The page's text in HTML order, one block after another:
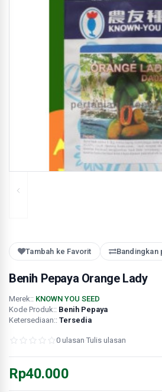
Tambah ke Favorit Bandingkan
Benih Pepaya Orange Lady
Merek:: KNOWN YOU SEED
Kode Produk:: Benih Pepaya
Ketersediaan:: Tersedia
0 ulasan Tulis ulasan
Rp40.000